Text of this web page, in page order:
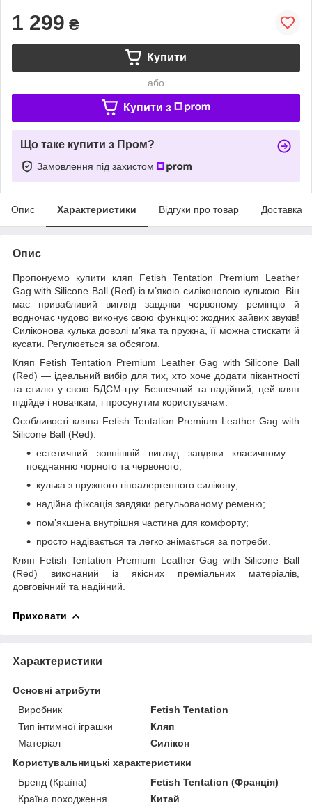
1 299 ₴
Купити
або
Купити з
Що таке купити з Пром?
Замовлення під захистом
Опис Характеристики Відгуки про товар Доставка
Опис
Пропонуємо купити кляп Fetish Tentation Premium Leather
Gag with Silicone Ball (Red) із м’якою силіконовою кулькою. Він
має привабливий вигляд завдяки червоному ремінцю й
водночас чудово виконує свою функцію: жодних зайвих звуків!
Силіконова кулька доволі м’яка та пружна, її можна стискати й
кусати. Регулюється за обсягом.
Кляп Fetish Tentation Premium Leather Gag with Silicone Ball
(Red) — ідеальний вибір для тих, хто хоче додати пікантності
та стилю у свою БДСМ-гру. Безпечний та надійний, цей кляп
підійде і новачкам, і просунутим користувачам.
Особливості кляпа Fetish Tentation Premium Leather Gag with
Silicone Ball (Red):
естетичний зовнішній вигляд завдяки класичному
поєднанню чорного та червоного;
кулька з пружного гіпоалергенного силікону;
надійна фіксація завдяки регульованому ременю;
пом’якшена внутрішня частина для комфорту;
просто надівається та легко знімається за потреби.
Кляп Fetish Tentation Premium Leather Gag with Silicone Ball
(Red) виконаний із якісних преміальних матеріалів,
довговічний та надійний.
Приховати
Характеристики
Основні атрибути
Виробник
Fetish Tentation
Тип інтимної іграшки
Кляп
Матеріал
Силікон
Користувальницькі характеристики
Бренд (Країна)
Fetish Tentation (Франція)
Країна походження
Китай